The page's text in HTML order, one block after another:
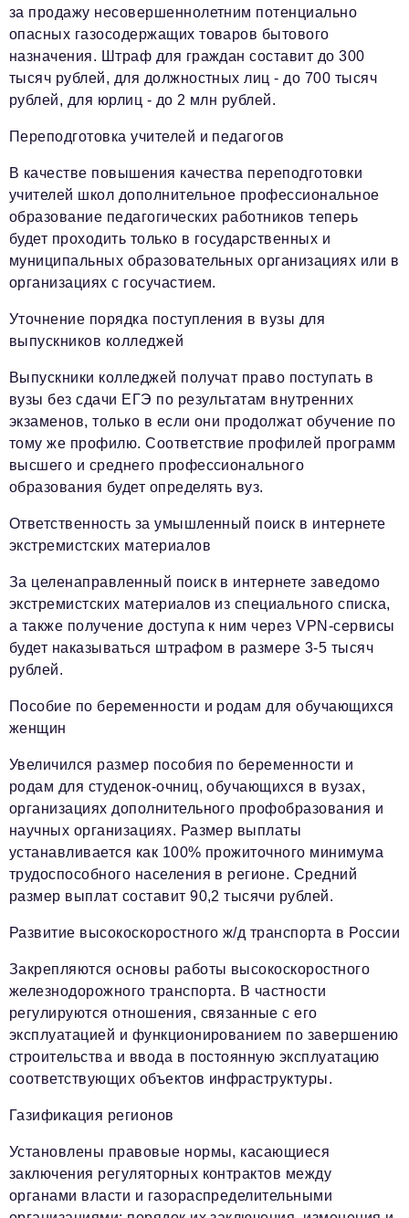
за продажу несовершеннолетним потенциально
опасных газосодержащих товаров бытового
назначения. Штраф для граждан составит до 300
тысяч рублей, для должностных лиц - до 700 тысяч
рублей, для юрлиц - до 2 млн рублей.
Переподготовка учителей и педагогов
В качестве повышения качества переподготовки
учителей школ дополнительное профессиональное
образование педагогических работников теперь
будет проходить только в государственных и
муниципальных образовательных организациях или в
организациях с госучастием.
Уточнение порядка поступления в вузы для
выпускников колледжей
Выпускники колледжей получат право поступать в
вузы без сдачи ЕГЭ по результатам внутренних
экзаменов, только в если они продолжат обучение по
тому же профилю. Соответствие профилей программ
высшего и среднего профессионального
образования будет определять вуз.
Ответственность за умышленный поиск в интернете
экстремистских материалов
За целенаправленный поиск в интернете заведомо
экстремистских материалов из специального списка,
а также получение доступа к ним через VPN-сервисы
будет наказываться штрафом в размере 3-5 тысяч
рублей.
Пособие по беременности и родам для обучающихся
женщин
Увеличился размер пособия по беременности и
родам для студенок-очниц, обучающихся в вузах,
организациях дополнительного профобразования и
научных организациях. Размер выплаты
устанавливается как 100% прожиточного минимума
трудоспособного населения в регионе. Средний
размер выплат составит 90,2 тысячи рублей.
Развитие высокоскоростного ж/д транспорта в России
Закрепляются основы работы высокоскоростного
железнодорожного транспорта. В частности
регулируются отношения, связанные с его
эксплуатацией и функционированием по завершению
строительства и ввода в постоянную эксплуатацию
соответствующих объектов инфраструктуры.
Газификация регионов
Установлены правовые нормы, касающиеся
заключения регуляторных контрактов между
органами власти и газораспределительными